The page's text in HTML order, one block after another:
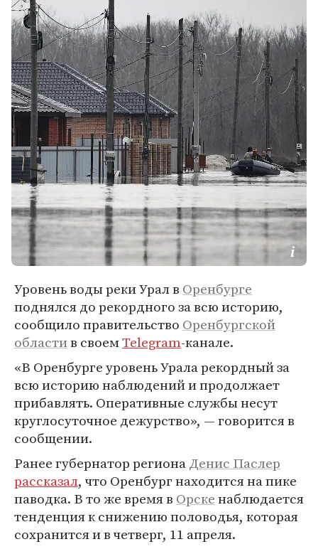
Уровень воды реки Урал в Оренбурге
поднялся до рекордного за всю историю,
сообщило правительство Оренбургской
областив своемTelegram-канале.
«В Оренбурге уровень Урала рекордный за
всю историю наблюдений и продолжает
прибавлять. Оперативные службы несут
круглосуточное дежурство», — говорится в
сообщении.
Ранее губернатор регионаДенис Паслер
рассказал, что Оренбург находится на пике
паводка. В то же время в Орскенаблюдается
тенденция к снижению половодья, которая
сохранится и в четверг, 11 апреля.